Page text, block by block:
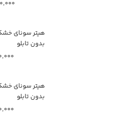
بدون تابلو
بدون تابلو